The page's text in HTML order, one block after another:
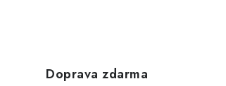
Doprava zdarma